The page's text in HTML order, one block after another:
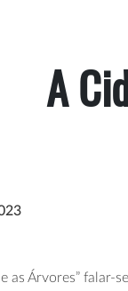
A
as Árvores” falar-